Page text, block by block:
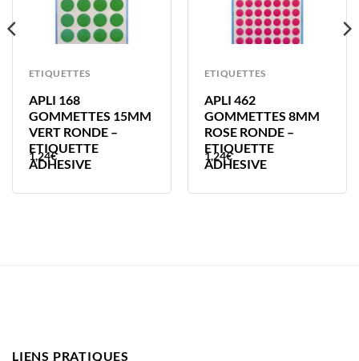
ETIQUETTES
APLI 168
GOMMETTES 15MM
VERT RONDE –
ETIQUETTE
ADHESIVE
1,24€
ETIQUETTES
APLI 462
GOMMETTES 8MM
ROSE RONDE –
ETIQUETTE
ADHESIVE
1,24€
LIENS PRATIQUES